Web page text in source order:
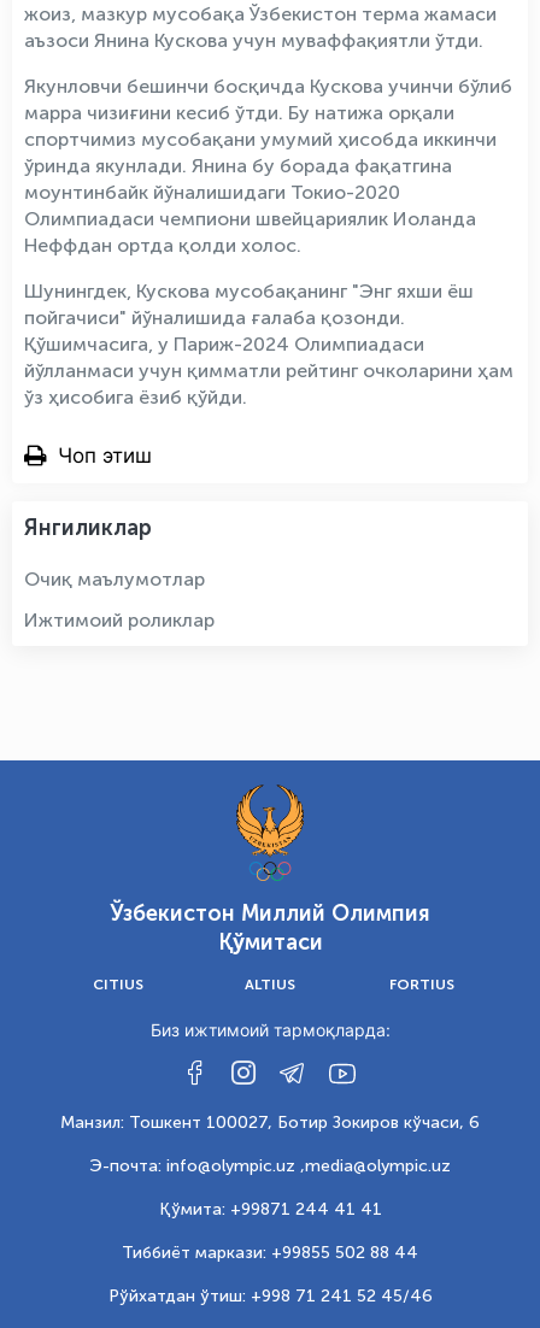
жоиз, мазкур мусобақа Ўзбекистон терма жамаси
аъзоси Янина Кускова учун муваффақиятли ўтди.
Якунловчи бешинчи босқичда Кускова учинчи бўлиб
марра чизиғини кесиб ўтди. Бу натижа орқали
спортчимиз мусобақани умумий ҳисобда иккинчи
ўринда якунлади. Янина бу борада фақатгина
моунтинбайк йўналишидаги Токио-2020
Олимпиадаси чемпиони швейцариялик Иоланда
Неффдан ортда қолди холос.
Шунингдек, Кускова мусобақанинг "Энг яхши ёш
пойгачиси" йўналишида ғалаба қозонди.
Қўшимчасига, у Париж-2024 Олимпиадаси
йўлланмаси учун қимматли рейтинг очколарини ҳам
ўз ҳисобига ёзиб қўйди.
Чоп этиш
Янгиликлар
Очиқ маълумотлар
Ижтимоий роликлар
Ўзбекистон Миллий Олимпия
Қўмитаси
CITIUS ALTIUS FORTIUS
Биз ижтимоий тармоқларда:
Манзил: Тошкент 100027, Ботир Зокиров кўчаси, 6
Э-почта: info@olympic.uz ,media@olympic.uz
Қўмита: +99871 244 41 41
Тиббиёт маркази: +99855 502 88 44
Рўйхатдан ўтиш: +998 71 241 52 45/46